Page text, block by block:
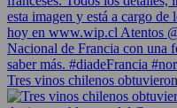
Tres vinos chilenos